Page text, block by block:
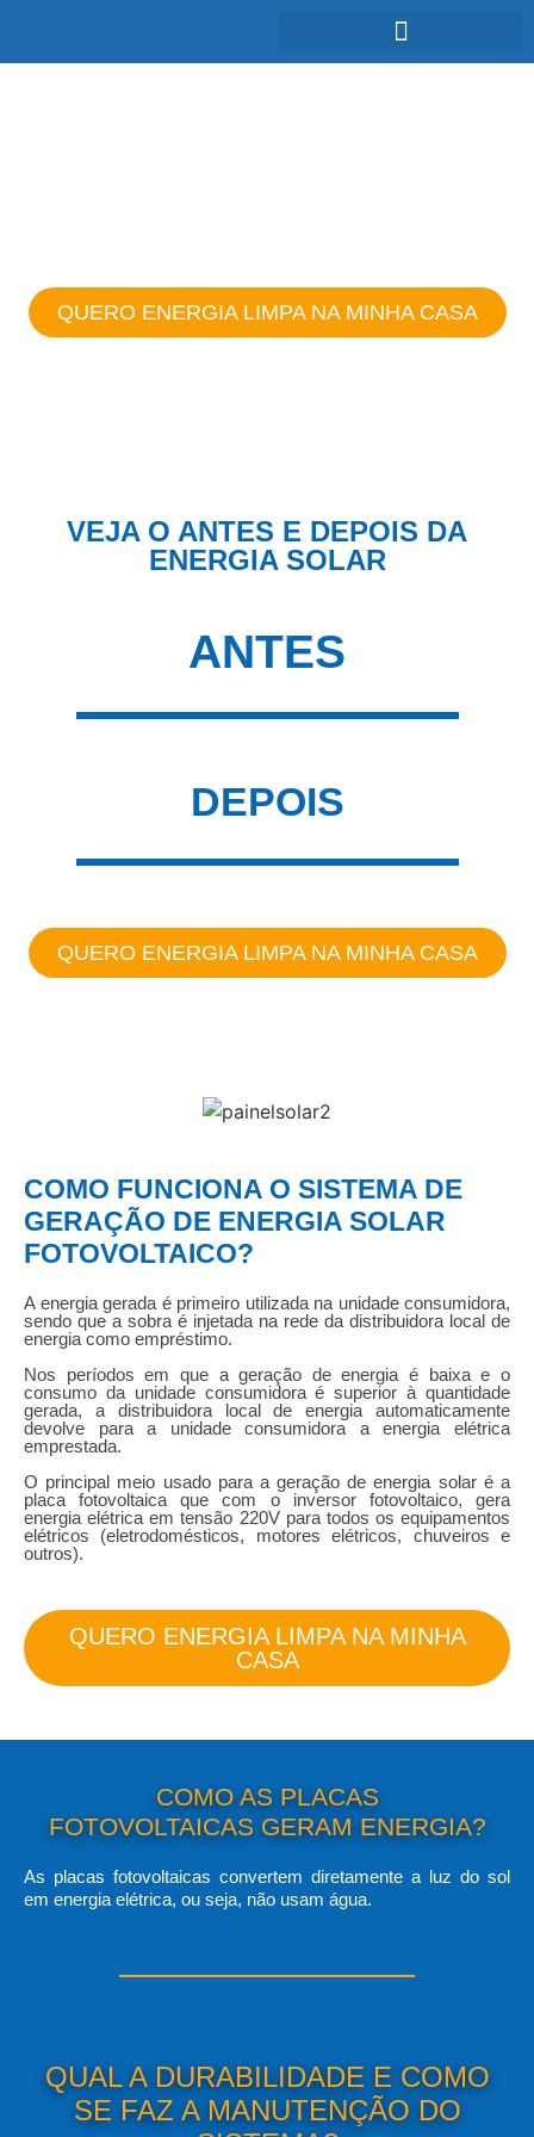
QUERO ENERGIA LIMPA NA MINHA CASA
VEJA O ANTES E DEPOIS DA
ENERGIA SOLAR
ANTES
DEPOIS
QUERO ENERGIA LIMPA NA MINHA CASA
COMO FUNCIONA O SISTEMA DE
GERAÇÃO DE ENERGIA SOLAR
FOTOVOLTAICO?
A energia gerada é primeiro utilizada na unidade consumidora,
sendo que a sobra é injetada na rede da distribuidora local de
energia como empréstimo.
Nos períodos em que a geração de energia é baixa e o
consumo da unidade consumidora é superior à quantidade
gerada, a distribuidora local de energia automaticamente
devolve para a unidade consumidora a energia elétrica
emprestada.
O principal meio usado para a geração de energia solar é a
placa fotovoltaica que com o inversor fotovoltaico, gera
energia elétrica em tensão 220V para todos os equipamentos
elétricos (eletrodomésticos, motores elétricos, chuveiros e
outros).
QUERO ENERGIA LIMPA NA MINHA
CASA
COMO AS PLACAS
FOTOVOLTAICAS GERAM ENERGIA?
As placas fotovoltaicas convertem diretamente a luz do sol
em energia elétrica, ou seja, não usam água.
QUAL A DURABILIDADE E COMO
SE FAZ A MANUTENÇÃO DO